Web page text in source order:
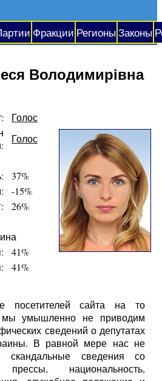
Фракции Регионы Законы
Володимирівна
Голос
Голос
37%
-15%
26%
41%
41%
посетителей сайта на то
мы умышленно не приводим
сведений о депутатах
В равной мере нас не
скандальные сведения со
национальность,